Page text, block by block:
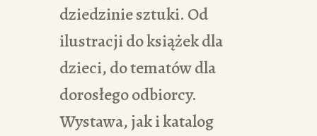
dziedzinie sztuki. Od
ilustracji do książek dla
dzieci, do tematów dla
dorosłego odbiorcy.
Wystawa, jak i katalog